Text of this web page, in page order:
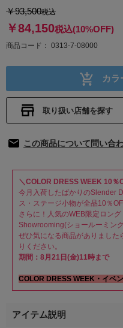
￥93,500税込
￥84,150税込(10%OFF)
商品コード 0313-7-08000
カラ
取り扱い店舗を探す
この商品について問い合
＼COLOR DRESS WEEK 10％
今月入荷したばかりのSlender
ス・ステージ小物が全品10％
さらに！人気のWEB限定ロング
Showrooming(ショールーミン
ぜひ気になる商品がありました
りください。
期間：8月21日(金)11時まで
COLOR DRESS WEEK・イベ
アイテム説明